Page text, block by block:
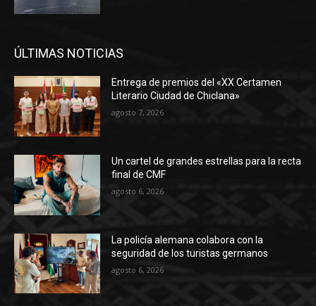
ÚLTIMAS NOTICIAS
Entrega de premios del «XX Certamen
Literario Ciudad de Chiclana»
agosto 7, 2026
Un cartel de grandes estrellas para la recta
final de CMF
agosto 6, 2026
La policía alemana colabora con la
seguridad de los turistas germanos
agosto 6, 2026